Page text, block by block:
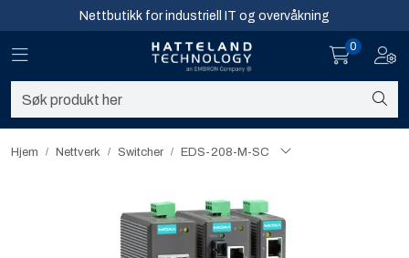
Skip to main contentNettbutikk for industriell IT og overvåkning
Toggle navigation
0
Hjem Nettverk Switcher EDS-208-M-SC
Nettverk
Software og analyse